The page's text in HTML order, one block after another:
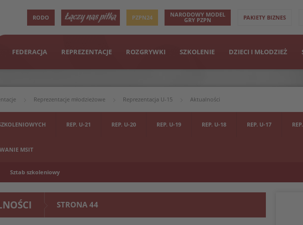
RODO PZPN24 NARODOWY MODEL
GRY PZPN PAKIETY BIZNES
FEDERACJA REPREZENTACJE ROZGRYWKI SZKOLENIE DZIECI I MŁODZIEŻ
Reprezentacje młodzieżowe Reprezentacja U-15 Aktualności
REP. U-21 REP. U-20 REP. U-19 REP. U-18 REP. U-17
MSIT
Sztab szkoleniowy
STRONA 44